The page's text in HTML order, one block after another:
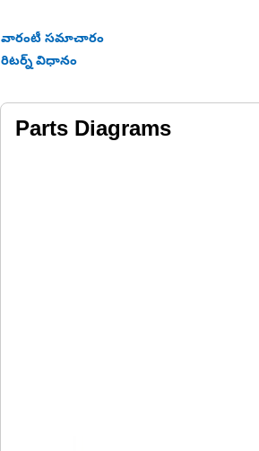
వారంటీ సమాచారం
రిటర్న్ విధానం
Parts Diagrams